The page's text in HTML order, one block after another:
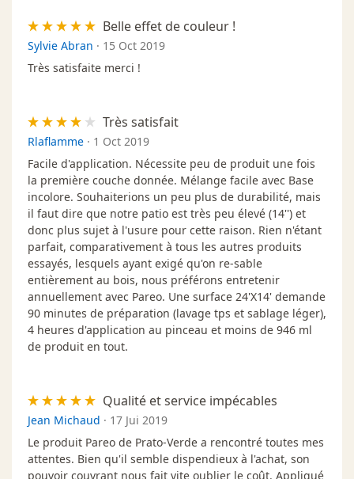
Belle effet de couleur !
Sylvie Abran · 15 Oct 2019
Très satisfaite merci !
Très satisfait
Rlaflamme · 1 Oct 2019
Facile d'application. Nécessite peu de produit une fois
la première couche donnée. Mélange facile avec Base
incolore. Souhaiterions un peu plus de durabilité, mais
il faut dire que notre patio est très peu élevé (14'') et
donc plus sujet à l'usure pour cette raison. Rien n'étant
parfait, comparativement à tous les autres produits
essayés, lesquels ayant exigé qu'on re-sable
entièrement au bois, nous préférons entretenir
annuellement avec Pareo. Une surface 24'X14' demande
90 minutes de préparation (lavage tps et sablage léger),
4 heures d'application au pinceau et moins de 946 ml
de produit en tout.
Qualité et service impécables
Jean Michaud · 17 Jui 2019
Le produit Pareo de Prato-Verde a rencontré toutes mes
attentes. Bien qu'il semble dispendieux à l'achat, son
pouvoir couvrant nous fait vite oublier le coût. Appliqué